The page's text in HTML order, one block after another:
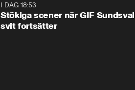
I DAG 18:53
Stökiga scener när GIF
svit fortsätter